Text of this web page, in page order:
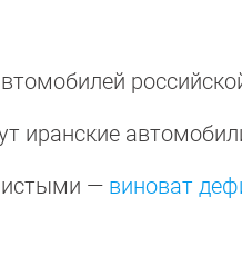
иранские
— виноват